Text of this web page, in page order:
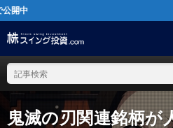
鬼滅の刃関連銘柄が